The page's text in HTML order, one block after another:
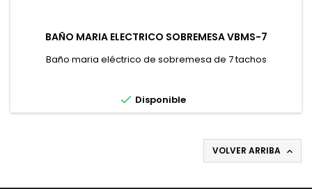
BAÑO MARIA ELECTRICO SOBREMESA VBMS-7
Baño maria eléctrico de sobremesa de 7 tachos
 Disponible
VOLVER ARRIBA 